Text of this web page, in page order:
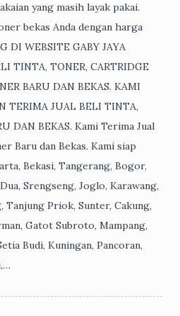
yang masih layak pakai.
bekas Anda dengan harga
DI WEBSITE GABY JAYA
TINTA, TONER, CARTRIDGE
BARU DAN BEKAS. KAMI
TERIMA JUAL BELI TINTA,
DAN BEKAS. Kami Terima Jual
Baru dan Bekas. Kami siap
Bekasi, Tangerang, Bogor,
Srengseng, Joglo, Karawang,
Tanjung Priok, Sunter, Cakung,
Gatot Subroto, Mampang,
Budi, Kuningan, Pancoran,